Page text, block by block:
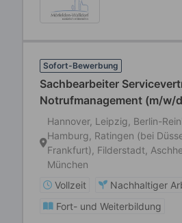
Sofort-Bewerbung
Sachbearbeiter
Notrufmanagement (m/w/
Hannover, Leipzig, Berlin-
Hamburg, Ratingen (bei
Frankfurt), Filderstadt,
München
Vollzeit
Nachhaltiger
Fort- und Weiterbildung